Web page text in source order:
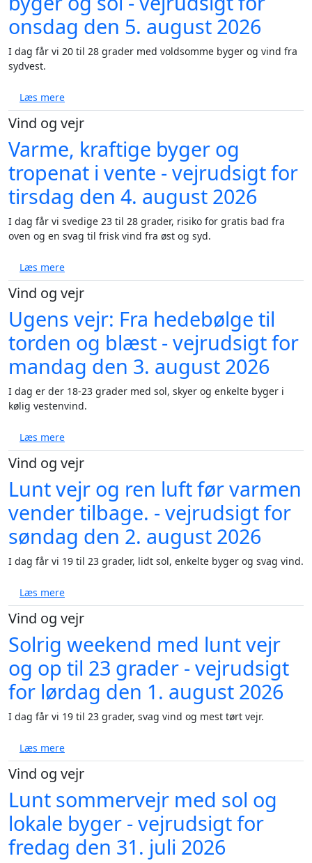
onsdag den 5. august 2026
I dag får vi 20 til 28 grader med voldsomme byger og vind fra
sydvest.
Læs mereom Varm dag med voldsomme byger og sol -
Vind og vejr
Varme, kraftige byger og
tropenat i vente - vejrudsigt for
tirsdag den 4. august 2026
I dag får vi svedige 23 til 28 grader, risiko for gratis bad fra
oven og en svag til frisk vind fra øst og syd.
Læs mereom Varme, kraftige byger og tropenat i vente -
Vind og vejr
Ugens vejr: Fra hedebølge til
torden og blæst - vejrudsigt for
mandag den 3. august 2026
I dag er der 18-23 grader med sol, skyer og enkelte byger i
kølig vestenvind.
Læs mereom Ugens vejr: Fra hedebølge til torden og blæst -
Vind og vejr
Lunt vejr og ren luft før varmen
vender tilbage. - vejrudsigt for
søndag den 2. august 2026
I dag får vi 19 til 23 grader, lidt sol, enkelte byger og svag vind.
Læs mereom Lunt vejr og ren luft før varmen vender tilbage.
Vind og vejr
Solrig weekend med lunt vejr
og op til 23 grader - vejrudsigt
for lørdag den 1. august 2026
I dag får vi 19 til 23 grader, svag vind og mest tørt vejr.
Læs mereom Solrig weekend med lunt vejr og op til 23
Vind og vejr
Lunt sommervejr med sol og
lokale byger - vejrudsigt for
fredag den 31. juli 2026